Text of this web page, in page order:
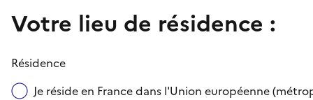
Votre lieu de résidence :
Résidence
Je réside en France dans l'Union européenne